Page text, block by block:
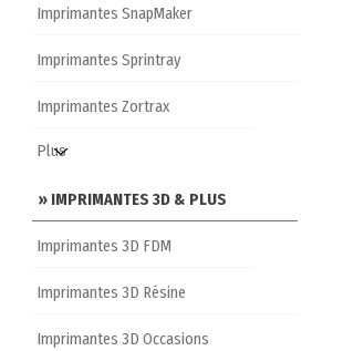
Imprimantes SnapMaker
Imprimantes Sprintray
Imprimantes Zortrax
» IMPRIMANTES 3D & PLUS
Imprimantes 3D FDM
Imprimantes 3D Résine
Imprimantes 3D Occasions